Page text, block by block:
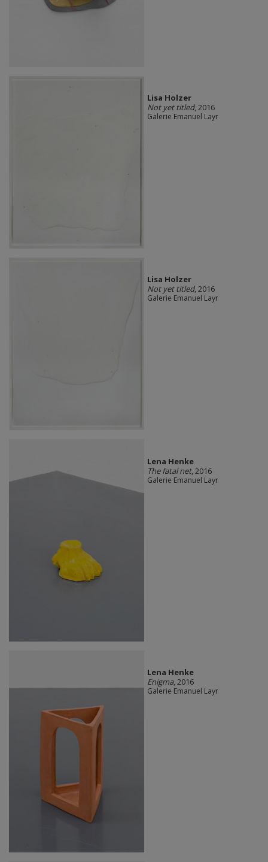
Lisa Holzer
Not yet titled, 2016
Galerie Emanuel Layr
Lisa Holzer
Not yet titled, 2016
Galerie Emanuel Layr
Lena Henke
The fatal net, 2016
Galerie Emanuel Layr
Lena Henke
Enigma, 2016
Galerie Emanuel Layr